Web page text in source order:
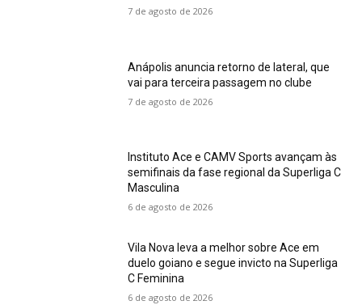
7 de agosto de 2026
Anápolis anuncia retorno de lateral, que
vai para terceira passagem no clube
7 de agosto de 2026
Instituto Ace e CAMV Sports avançam às
semifinais da fase regional da Superliga C
Masculina
6 de agosto de 2026
Vila Nova leva a melhor sobre Ace em
duelo goiano e segue invicto na Superliga
C Feminina
6 de agosto de 2026